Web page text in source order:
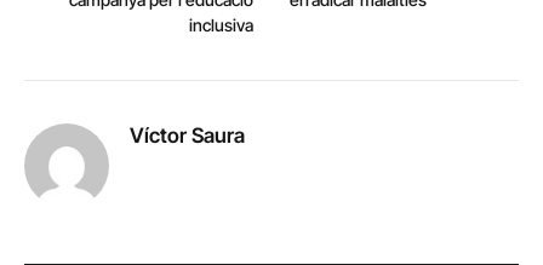
inclusiva
Víctor Saura